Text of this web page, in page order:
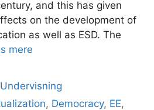
and this has given
on the development of
as well as ESD. The
mere
, Democracy, EE,